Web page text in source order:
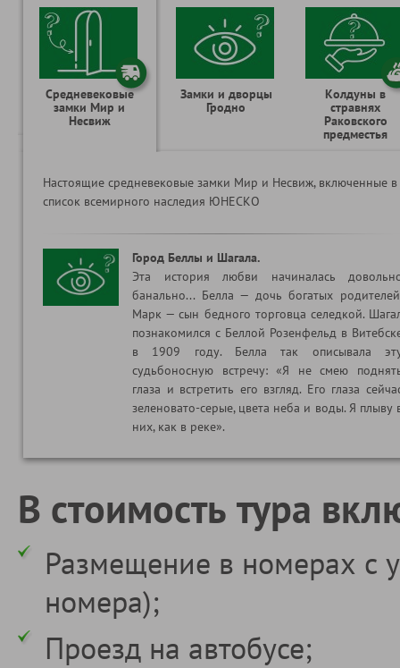
Средневековые
замки Мир и
Несвиж
Замки и дворцы
Гродно
Колдуны в
стравнях
Раковского
предместья
Настоящие средневековые замки Мир и Несвиж, включенные в
список всемирного наследия ЮНЕСКО
Город Беллы и Шагала.
Эта история любви начиналась
банально... Белла — дочь богатых
Марк — сын бедного торговца селедкой.
познакомился с Беллой Розенфельд в
в 1909 году. Белла так описывала
судьбоносную встречу: «Я не смею
глаза и встретить его взгляд. Его глаза
зеленовато-серые, цвета неба и воды. Я плыву
них, как в реке».
В стоимость тура
Размещение в номерах с
номера);
Проезд на автобусе;